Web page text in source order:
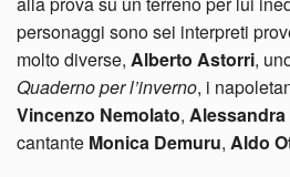
personaggi sono sei interpreti
molto diverse, Alberto Astorri,
Quaderno per l’inverno, i
Vincenzo Nemolato, Alessandra
cantante Monica Demuru, Aldo